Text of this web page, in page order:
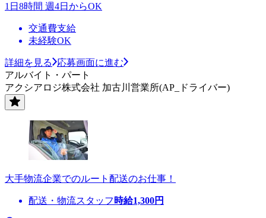
1日8時間 週4日からOK
交通費支給
未経験OK
詳細を見る
応募画面に進む
アルバイト・パート
アクシアロジ株式会社 加古川営業所(AP_ドライバー)
大手物流企業でのルート配送のお仕事！
配送・物流スタッフ 時給1,300円